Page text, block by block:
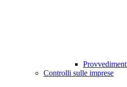
Controlli sulle imprese